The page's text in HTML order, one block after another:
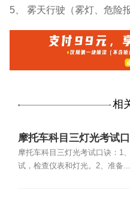
5、 雾天行驶（雾灯、危险
相
摩托车科目三灯光考试
摩托车科目三灯光考试口诀：1
试，检查仪表和灯光。2、准备...